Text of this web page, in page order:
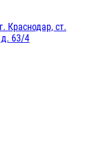
Краснодар, ст.
д. 63/4